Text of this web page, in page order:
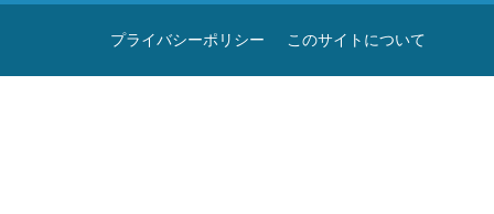
プライバシーポリシー このサイトについて